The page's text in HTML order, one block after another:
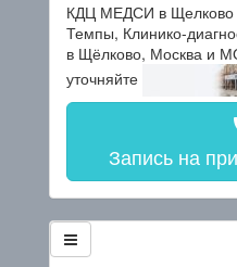
КДЦ МЕДСИ в Щелково
Темпы, Клинико-
в Щёлково, Москва и
уточняйте
Запись на